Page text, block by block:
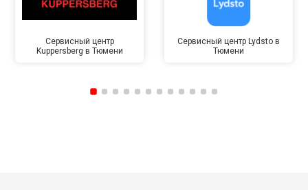
Сервисный центр
Kuppersberg в Тюмени
Сервисный центр Lydsto в
Тюмени